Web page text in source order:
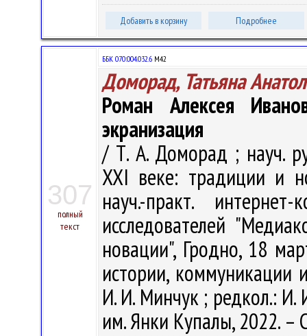
Добавить в корзину Подробнее
307
полный
текст
ББК 070:004.032.6 М42
Доморад, Татьяна
Роман Алексея
экранизация
/ Т. А. Доморад ; науч.
XXI веке: традиции и
науч.-практ.
исследователей
новации", Гродно, 18
истории, коммуникации
И. И. Минчук ; редкол.: И.
им. Янки Купалы, 2022. –